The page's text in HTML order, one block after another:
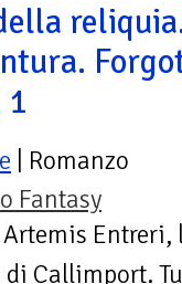
1
| Romanzo
Fantasy
Entreri,
Callimport.